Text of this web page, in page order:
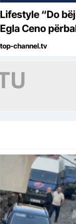
Lifestyle “Do bëj kallëzim në polici”,
Egla Ceno
vështirë
top-channel.tv